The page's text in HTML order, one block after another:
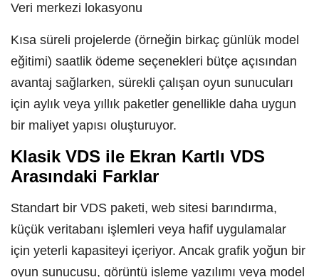
Veri merkezi lokasyonu
Kısa süreli projelerde (örneğin birkaç günlük model
eğitimi) saatlik ödeme seçenekleri bütçe açısından
avantaj sağlarken, sürekli çalışan oyun sunucuları
için aylık veya yıllık paketler genellikle daha uygun
bir maliyet yapısı oluşturuyor.
Klasik VDS ile Ekran Kartlı VDS
Arasındaki Farklar
Standart bir VDS paketi, web sitesi barındırma,
küçük veritabanı işlemleri veya hafif uygulamalar
için yeterli kapasiteyi içeriyor. Ancak grafik yoğun bir
oyun sunucusu, görüntü işleme yazılımı veya model